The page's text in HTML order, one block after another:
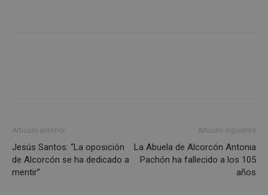
Artículo anterior
Jesús Santos: “La oposición
de Alcorcón se ha dedicado a
mentir”
Artículo siguiente
La Abuela de Alcorcón Antonia
Pachón ha fallecido a los 105
años
Cookies estrictamente necesarias